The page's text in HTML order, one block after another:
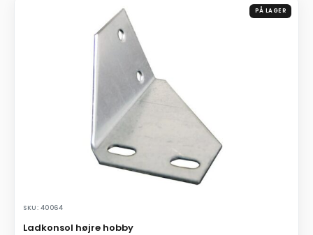
PÅ LAGER
SKU: 40064
Ladkonsol højre hobby